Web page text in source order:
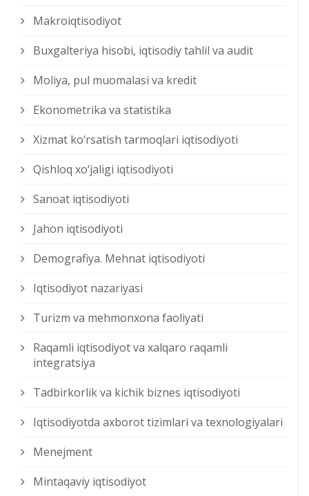
Makroiqtisodiyot
Buxgalteriya hisobi, iqtisodiy tahlil va audit
Moliya, pul muomalasi va kredit
Ekonometrika va statistika
Xizmat kо‘rsatish tarmoqlari iqtisodiyoti
Qishloq xо‘jaligi iqtisodiyoti
Sanoat iqtisodiyoti
Jahon iqtisodiyoti
Demografiya. Mehnat iqtisodiyoti
Iqtisodiyot nazariyasi
Turizm va mehmonxona faoliyati
Raqamli iqtisodiyot va xalqaro raqamli
integratsiya
Tadbirkorlik va kichik biznes iqtisodiyoti
Iqtisodiyotda axborot tizimlari va texnologiyalari
Menejment
Mintaqaviy iqtisodiyot